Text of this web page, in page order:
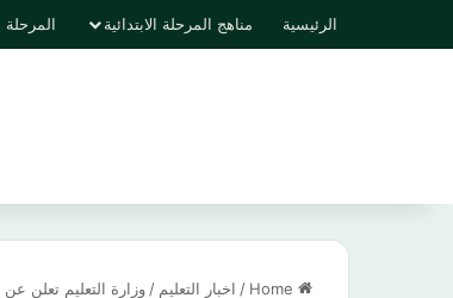
الرئيسية مناهج المرحلة الابتدائية
/ اخبار التعليم / وزارة التعليم تعلن عن